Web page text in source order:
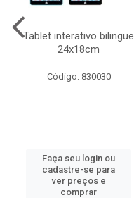
Tablet interativo bilingue
24x18cm
Código: 830030
Faça seu login ou
cadastre-se para
ver preços e
comprar